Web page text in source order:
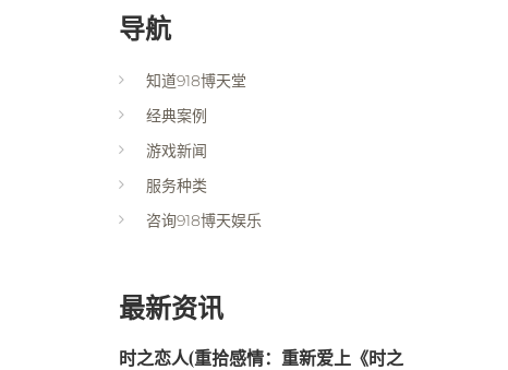
导航
知道918博天堂
经典案例
游戏新闻
服务种类
咨询918博天娱乐
最新资讯
时之恋人(重拾感情：重新爱上《时之